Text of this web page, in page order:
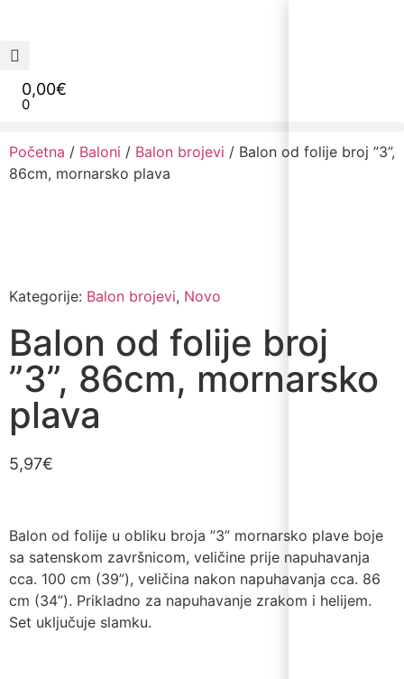
0,00€
0
Početna / Baloni / Balon brojevi / Balon od folije broj ”3”,
86cm, mornarsko plava
Kategorije: Balon brojevi, Novo
Balon od folije broj
”3”, 86cm, mornarsko
plava
5,97€
Balon od folije u obliku broja ”3” mornarsko plave boje
sa satenskom završnicom, veličine prije napuhavanja
cca. 100 cm (39”), veličina nakon napuhavanja cca. 86
cm (34”). Prikladno za napuhavanje zrakom i helijem.
Set uključuje slamku.